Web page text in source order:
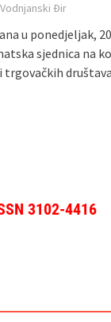
Vodnjanski Đir
u ponedjeljak,
sjednica na
3102-4416